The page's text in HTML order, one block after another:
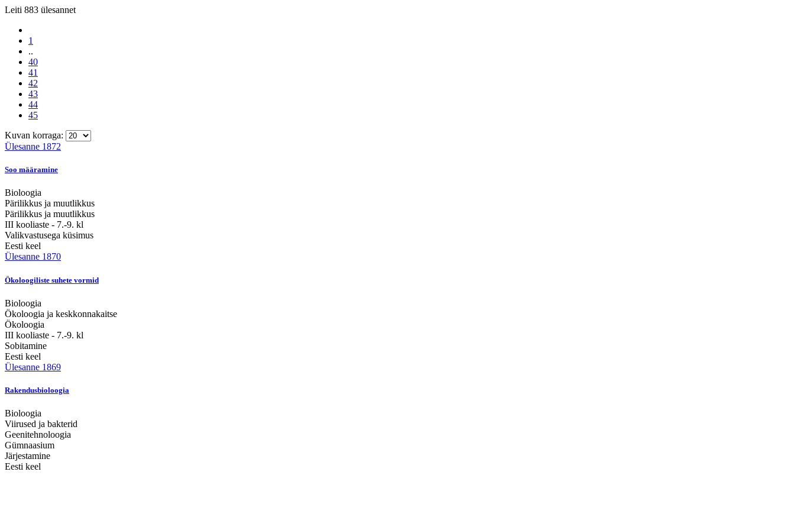
Leiti 883 ülesannet
1
..
40
41
42
43
44
45
Kuvan korraga:
Ülesanne 1872
Soo määramine
Bioloogia
Pärilikkus ja muutlikkus
Pärilikkus ja muutlikkus
III kooliaste - 7.-9. kl
Valikvastusega küsimus
Eesti keel
Ülesanne 1870
Ökoloogiliste suhete vormid
Bioloogia
Ökoloogia ja keskkonnakaitse
Ökoloogia
III kooliaste - 7.-9. kl
Sobitamine
Eesti keel
Ülesanne 1869
Rakendusbioloogia
Bioloogia
Viirused ja bakterid
Geenitehnoloogia
Gümnaasium
Järjestamine
Eesti keel